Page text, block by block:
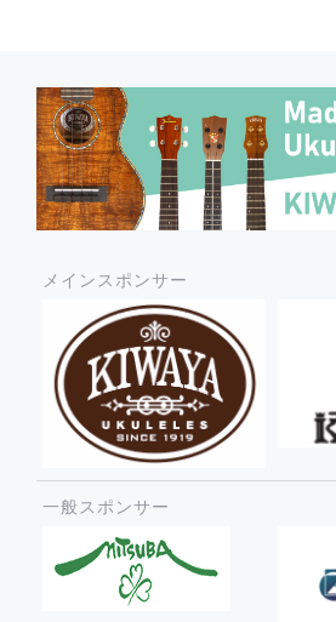
メインスポンサー
一般スポンサー